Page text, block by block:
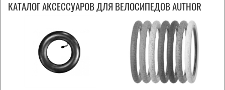
КАТАЛОГ АКСЕССУАРОВ ДЛЯ ВЕЛОСИПЕДОВ AUTHOR